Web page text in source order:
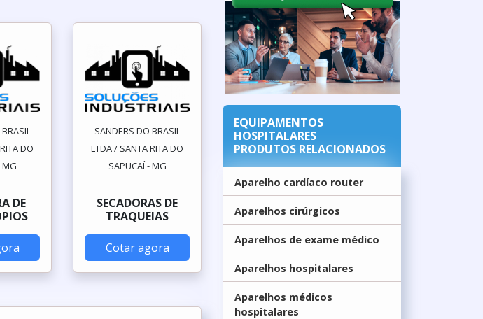
DO
MG
DE
SANDERS DO BRASIL
LTDA / SANTA RITA DO
SAPUCAÍ - MG
SECADORAS DE
TRAQUEIAS
Cotar agora
EQUIPAMENTOS
HOSPITALARES
PRODUTOS RELACIONADOS
Aparelho cardíaco router
Aparelhos cirúrgicos
Aparelhos de exame médico
Aparelhos hospitalares
Aparelhos médicos
hospitalares